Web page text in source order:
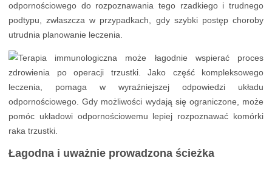
odpornościowego do rozpoznawania tego rzadkiego i trudnego
podtypu, zwłaszcza w przypadkach, gdy szybki postęp choroby
utrudnia planowanie leczenia.
Łagodna i uważnie prowadzona ścieżka